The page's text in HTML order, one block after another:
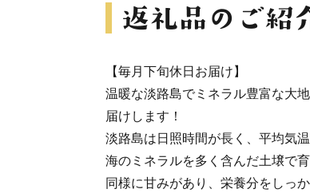
【毎月下旬休日お届け】
温暖な淡路島でミネラル豊富な大
届けします！
淡路島は日照時間が長く、平均気
海のミネラルを多く含んだ土壌で
同様に甘みがあり、栄養分をしっ